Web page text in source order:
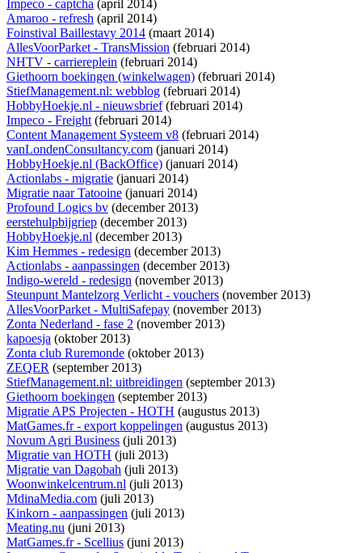
Impeco - captcha (april 2014)
Amaroo - refresh (april 2014)
Foinstival Baillestavy 2014 (maart 2014)
AllesVoorParket - TransMission (februari 2014)
NHTV - carriereplein (februari 2014)
Giethoorn boekingen (winkelwagen) (februari 2014)
StiefManagement.nl: webblog (februari 2014)
HobbyHoekje.nl - nieuwsbrief(februari 2014)
Impeco - Freight(februari 2014)
Content Management Systeem v8 (februari 2014)
vanLondenConsultancy.com (januari 2014)
HobbyHoekje.nl (BackOffice) (januari 2014)
Actionlabs - migratie (januari 2014)
Migratie naar Tatooine (januari 2014)
Profound Logics bv (december 2013)
eerstehulpbijgriep (december 2013)
HobbyHoekje.nl (december 2013)
Kim Hemmes - redesign (december 2013)
Actionlabs - aanpassingen (december 2013)
Indigo-wereld - redesign (november 2013)
Steunpunt Mantelzorg Verlicht - vouchers (november 2013)
AllesVoorParket - MultiSafepay (november 2013)
Zonta Nederland - fase 2 (november 2013)
kapoesja (oktober 2013)
Zonta club Ruremonde (oktober 2013)
ZEQER (september 2013)
StiefManagement.nl: uitbreidingen (september 2013)
Giethoorn boekingen (september 2013)
Migratie APS Projecten - HOTH (augustus 2013)
MatGames.fr - export koppelingen (augustus 2013)
Novum Agri Business (juli 2013)
Migratie van HOTH (juli 2013)
Migratie van Dagobah (juli 2013)
Woonwinkelcentrum.nl (juli 2013)
MdinaMedia.com (juli 2013)
Kinkorn - aanpassingen (juli 2013)
Meating.nu (juni 2013)
MatGames.fr - Scellius (juni 2013)